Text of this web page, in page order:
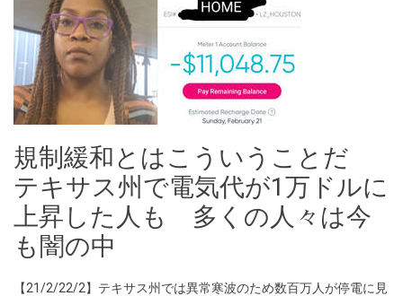
規制緩和とはこういうことだ
テキサス州で電気代が1万ドルに
上昇した人も 多くの人々は今
も闇の中
【21/2/22/2】テキサス州では異常寒波のため数百万人が停電に見